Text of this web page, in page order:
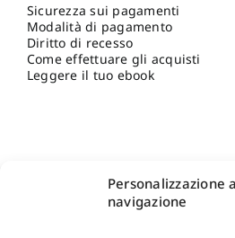
Personalizzazione
navigazione
Sicurezza sui pagamenti
Modalità di pagamento
Diritto di recesso
Come effettuare gli acquisti
Leggere il tuo ebook